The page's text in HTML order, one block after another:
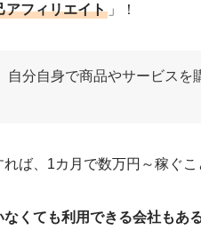
アフィリエイト 」！
自分自身で商品やサービス
ば、1カ月で数万円～稼ぐこ
くても利用できる会社もあ